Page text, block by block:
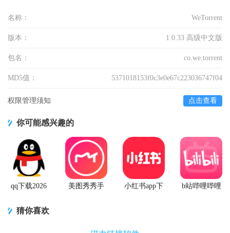
名称： WeTorrent
版本： 1.0.33 高级中文版
包名： co.we.torrent
MD5值： 5371018153f0c3e0e67c223036747f04
权限管理须知 点击查看
你可能感兴趣的
qq下载2026
美图秀秀手
小红书app下
b站哔哩哔哩
猜你喜欢